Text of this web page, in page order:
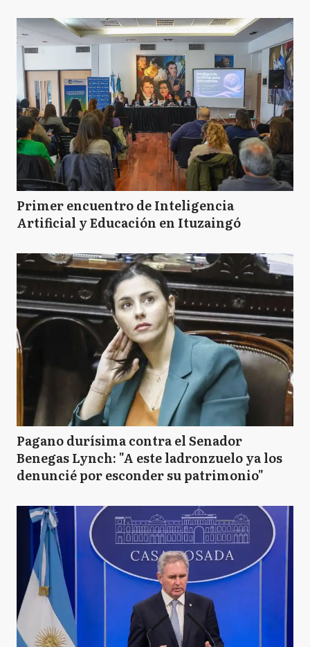
Primer encuentro de Inteligencia
Artificial y Educación en Ituzaingó
Pagano durísima contra el Senador
Benegas Lynch: "A este ladronzuelo ya los
denuncié por esconder su patrimonio"